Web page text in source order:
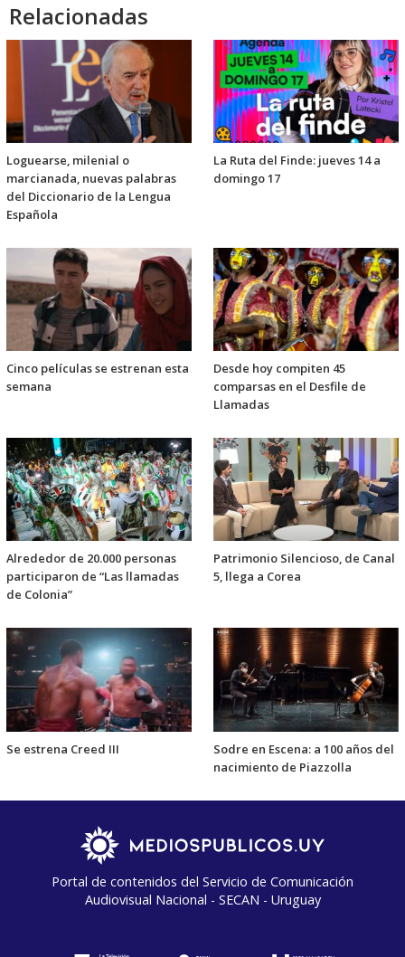
Relacionadas
Loguearse, milenial o
marcianada, nuevas palabras
del Diccionario de la Lengua
Española
La Ruta del Finde: jueves 14 a
domingo 17
Cinco películas se estrenan esta
semana
Desde hoy compiten 45
comparsas en el Desfile de
Llamadas
Alrededor de 20.000 personas
participaron de “Las llamadas
de Colonia”
Patrimonio Silencioso, de Canal
5, llega a Corea
Se estrena Creed III
Sodre en Escena: a 100 años del
nacimiento de Piazzolla
Portal de contenidos del Servicio de Comunicación
Audiovisual Nacional - SECAN - Uruguay